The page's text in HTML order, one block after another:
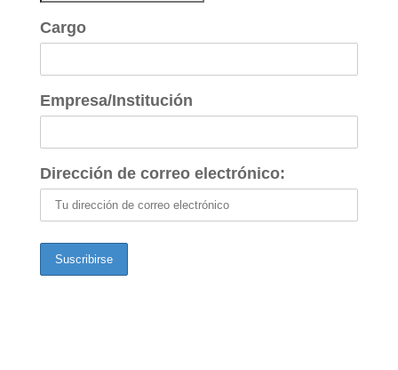
Cargo
Empresa/Institución
Dirección de correo electrónico: